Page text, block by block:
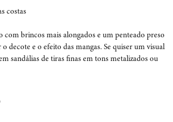
costas
com brincos mais alongados e um penteado preso
decote e o efeito das mangas. Se quiser um visual
sandálias de tiras finas em tons metalizados ou